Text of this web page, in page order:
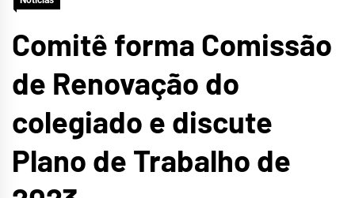
Comitê forma Comissão
de Renovação do
colegiado e discute
Plano de Trabalho de